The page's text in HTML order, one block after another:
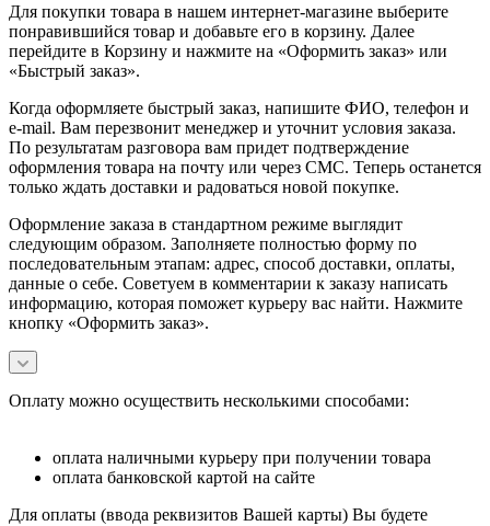
Для покупки товара в нашем интернет-магазине выберите
понравившийся товар и добавьте его в корзину. Далее
перейдите в Корзину и нажмите на «Оформить заказ» или
«Быстрый заказ».
Когда оформляете быстрый заказ, напишите ФИО, телефон и
e-mail. Вам перезвонит менеджер и уточнит условия заказа.
По результатам разговора вам придет подтверждение
оформления товара на почту или через СМС. Теперь останется
только ждать доставки и радоваться новой покупке.
Оформление заказа в стандартном режиме выглядит
следующим образом. Заполняете полностью форму по
последовательным этапам: адрес, способ доставки, оплаты,
данные о себе. Советуем в комментарии к заказу написать
информацию, которая поможет курьеру вас найти. Нажмите
кнопку «Оформить заказ».
Оплату можно осуществить несколькими способами:
оплата наличными курьеру при получении товара
оплата банковской картой на сайте
Для оплаты (ввода реквизитов Вашей карты) Вы будете